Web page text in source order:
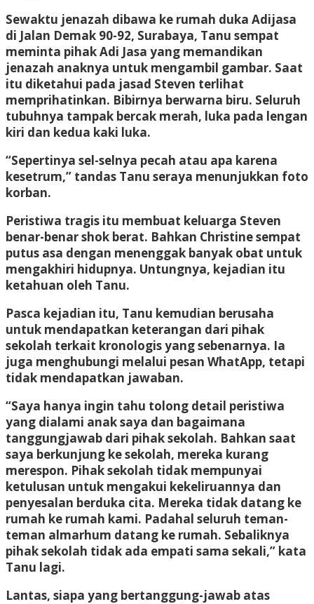
Sewaktu jenazah dibawa ke rumah duka Adijasa
di Jalan Demak 90-92, Surabaya, Tanu sempat
meminta pihak Adi Jasa yang memandikan
jenazah anaknya untuk mengambil gambar. Saat
itu diketahui pada jasad Steven terlihat
memprihatinkan. Bibirnya berwarna biru. Seluruh
tubuhnya tampak bercak merah, luka pada lengan
kiri dan kedua kaki luka.
“Sepertinya sel-selnya pecah atau apa karena
kesetrum,” tandas Tanu seraya menunjukkan foto
korban.
Peristiwa tragis itu membuat keluarga Steven
benar-benar shok berat. Bahkan Christine sempat
putus asa dengan menenggak banyak obat untuk
mengakhiri hidupnya. Untungnya, kejadian itu
ketahuan oleh Tanu.
Pasca kejadian itu, Tanu kemudian berusaha
untuk mendapatkan keterangan dari pihak
sekolah terkait kronologis yang sebenarnya. Ia
juga menghubungi melalui pesan WhatApp, tetapi
tidak mendapatkan jawaban.
“Saya hanya ingin tahu tolong detail peristiwa
yang dialami anak saya dan bagaimana
tanggungjawab dari pihak sekolah. Bahkan saat
saya berkunjung ke sekolah, mereka kurang
merespon. Pihak sekolah tidak mempunyai
ketulusan untuk mengakui kekeliruannya dan
penyesalan berduka cita. Mereka tidak datang ke
rumah ke rumah kami. Padahal seluruh teman-
teman almarhum datang ke rumah. Sebaliknya
pihak sekolah tidak ada empati sama sekali,” kata
Tanu lagi.
Lantas, siapa yang bertanggung-jawab atas